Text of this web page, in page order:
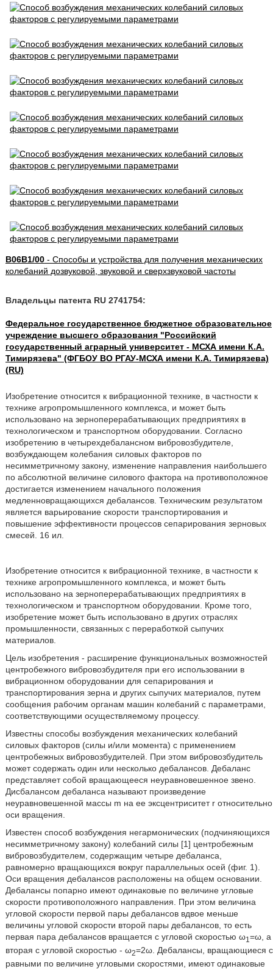
B06B1/00- Способы и устройства для получения механических
колебаний дозвуковой, звуковой и сверхзвуковой частоты
Владельцы патента RU 2741754:
Федеральное государственное бюджетное образовательное
учреждение высшего образования "Российский
государственный аграрный университет - МСХА имени К.А.
Тимирязева" (ФГБОУ ВО РГАУ-МСХА имени К.А. Тимирязева)
(RU)
Изобретение относится к вибрационной технике, в частности к
технике агропромышленного комплекса, и может быть
использовано на зерноперерабатывающих предприятиях в
технологическом и транспортном оборудовании. Согласно
изобретению в четырехдебалансном вибровозбудителе,
возбуждающем колебания силовых факторов по
несимметричному закону, изменение направления наибольшего
по абсолютной величине силового фактора на противоположное
достигается изменением начального положения
медленновращающихся дебалансов. Техническим результатом
является варьирование скорости транспортирования и
повышение эффективности процессов сепарирования зерновых
смесей. 16 ил.
Изобретение относится к вибрационной технике, в частности к
технике агропромышленного комплекса, и может быть
использовано на зерноперерабатывающих предприятиях в
технологическом и транспортном оборудовании. Кроме того,
изобретение может быть использовано в других отраслях
промышленности, связанных с переработкой сыпучих
материалов.
Цель изобретения - расширение функциональных возможностей
центробежного вибровозбудителя при его использовании в
вибрационном оборудовании для сепарирования и
транспортирования зерна и других сыпучих материалов, путем
сообщения рабочим органам машин колебаний с параметрами,
соответствующими осуществляемому процессу.
Известны способы возбуждения механических колебаний
силовых факторов (силы и/или момента) с применением
центробежных вибровозбудителей. При этом вибровозбудитель
может содержать один или несколько дебалансов. Дебаланс
представляет собой вращающееся неуравновешенное звено.
Дисбалансом дебаланса называют произведение
неуравновешенной массы m на ее эксцентриситет r относительно
оси вращения.
Известен способ возбуждения негармонических (подчиняющихся
несимметричному закону) колебаний силы [1] центробежным
вибровозбудителем, содержащим четыре дебаланса,
равномерно вращающихся вокруг параллельных осей (фиг. 1).
Оси вращения дебалансов расположены на общем основании.
Дебалансы попарно имеют одинаковые по величине угловые
скорости противоположного направления. При этом величина
угловой скорости первой пары дебалансов вдвое меньше
величины угловой скорости второй пары дебалансов, то есть
первая пара дебалансов вращается с угловой скоростью ω1 =ω, а
вторая с угловой скоростью - ω2=2ω. Дебалансы, вращающиеся с
равными по величине угловыми скоростями, имеют одинаковые